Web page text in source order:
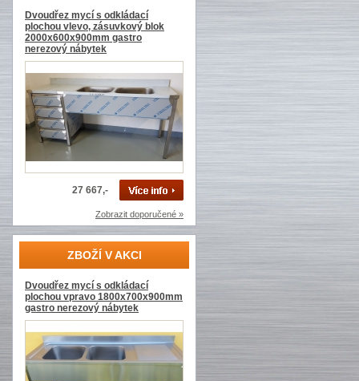
Dvoudřez mycí s odkládací
plochou vlevo, zásuvkový blok
2000x600x900mm gastro
nerezový nábytek
27 667,-
Zobrazit doporučené »
ZBOŽÍ V AKCI
Dvoudřez mycí s odkládací
plochou vpravo 1800x700x900mm
gastro nerezový nábytek